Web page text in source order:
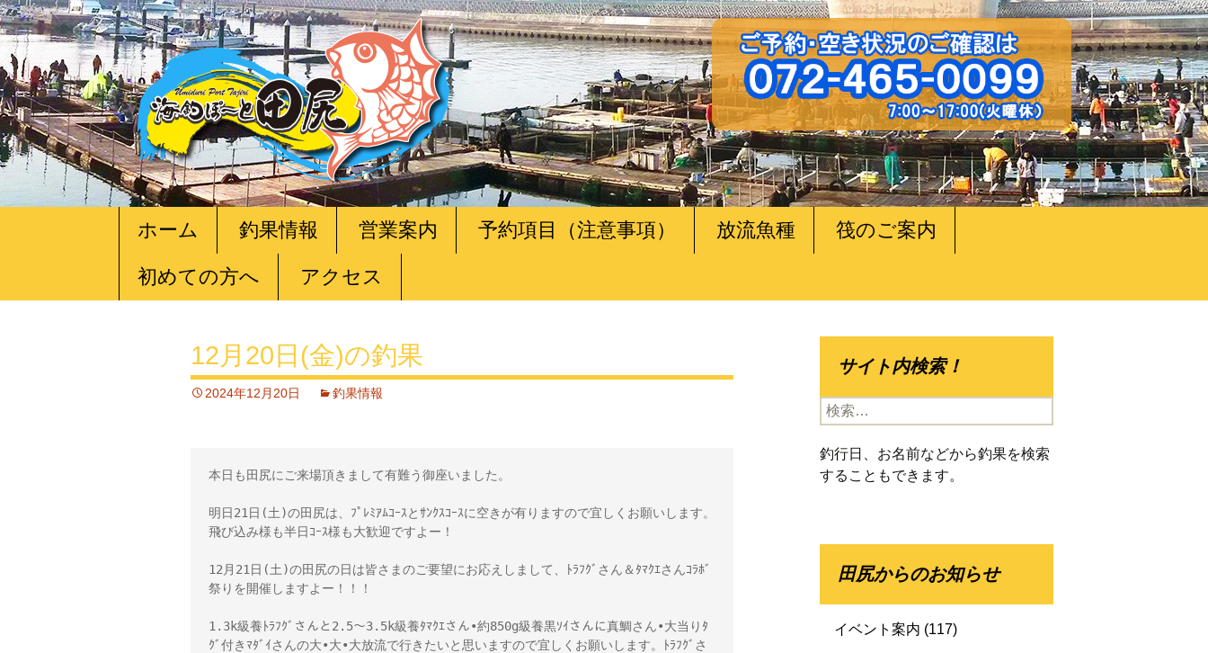
ツ
ホーム 釣果情報 営業案内 予約項目（注意事項） 放流魚種 筏のご案内
初めての方へ アクセス
12月20日(金)の釣果
2024年12月20日 釣果情報
本日も田尻にご来場頂きまして有難う御座いました。
明日21日(土)の田尻は、ﾌﾟﾚﾐｱﾑｺｰｽとｻﾝｸｽｺｰｽに空きが有りますので宜しくお願いします。
飛び込み様も半日ｺｰｽ様も大歓迎ですよー！
12月21日(土)の田尻の日は皆さまのご要望にお応えしまして、ﾄﾗﾌｸﾞさん＆ﾀﾏｸｴさんｺﾗﾎﾞ
祭りを開催しますよー！！！
1.3k級養ﾄﾗﾌｸﾞさんと2.5～3.5k級養ﾀﾏｸｴさん•約850g級養黒ｿｲさんに真鯛さん•大当りﾀ
ｸﾞ付きﾏﾀﾞｲさんの大•大•大放流で行きたいと思いますので宜しくお願いします。ﾄﾗﾌｸﾞさ
サイト内検索！
検
索:
釣行日、お名前などから釣果を検索
することもできます。
田尻からのお知らせ
イベント案内 (117)